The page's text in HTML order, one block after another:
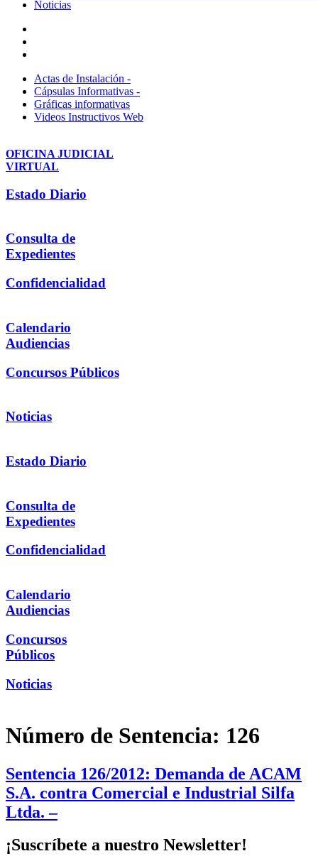
Noticias
Actas de Instalación -
Cápsulas Informativas -
Gráficas informativas
Videos Instructivos Web
OFICINA JUDICIAL
VIRTUAL
Estado Diario
Consulta de
Expedientes
Confidencialidad
Calendario
Audiencias
Concursos Públicos
Noticias
Estado Diario
Consulta de
Expedientes
Confidencialidad
Calendario
Audiencias
Concursos
Públicos
Noticias
Número de Sentencia: 126
Sentencia 126/2012: Demanda de ACAM
S.A. contra Comercial e Industrial Silfa
Ltda. –
¡Suscríbete a nuestro Newsletter!